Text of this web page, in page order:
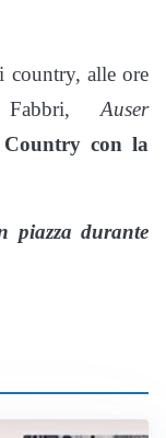
country, alle ore
Fabbri,Auser
Country con la
piazza durante